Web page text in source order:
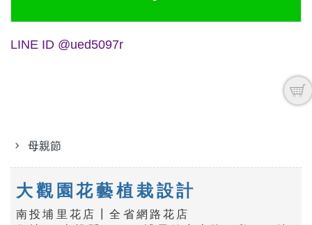
LINE ID @ued5097r
母親節
大觀園花藝植栽設計
南投埔里花店┃全省網路花店